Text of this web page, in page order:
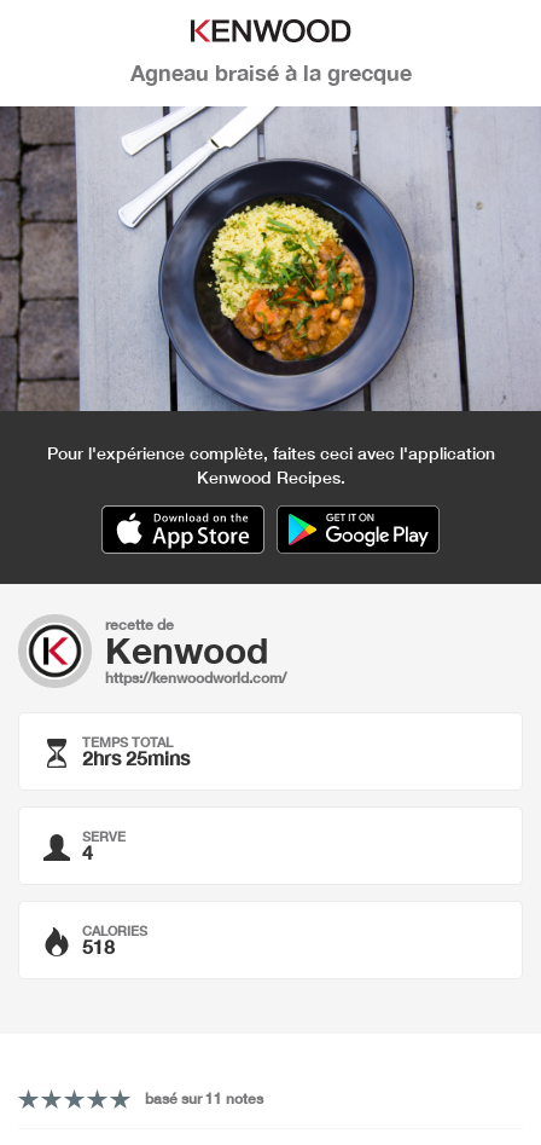
Agneau braisé à la grecque
Pour l'expérience complète, faites ceci avec l'application
Kenwood Recipes.
recette de
Kenwood
https://kenwoodworld.com/
TEMPS TOTAL
2hrs 25mins
SERVE
4
CALORIES
518
basé sur 11 notes